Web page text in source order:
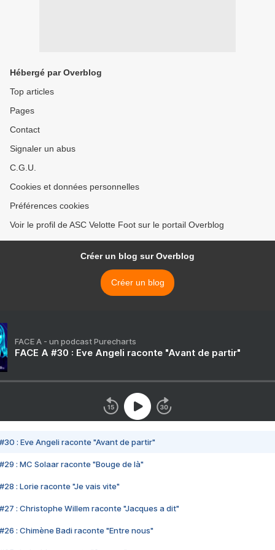
Hébergé par Overblog
Top articles
Pages
Contact
Signaler un abus
C.G.U.
Cookies et données personnelles
Préférences cookies
Voir le profil de ASC Velotte Foot sur le portail Overblog
Créer un blog sur Overblog
Créer un blog
FACE A - un podcast Purecharts
FACE A #30 : Eve Angeli raconte "Avant de partir"
#30 : Eve Angeli raconte "Avant de partir"
#29 : MC Solaar raconte "Bouge de là"
#28 : Lorie raconte "Je vais vite"
#27 : Christophe Willem raconte "Jacques a dit"
#26 : Chimène Badi raconte "Entre nous"